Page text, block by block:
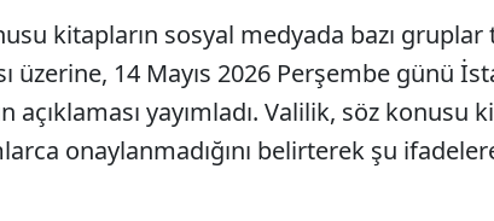
kitapların sosyal medyada bazı
üzerine, 14 Mayıs 2026 Perşembe günü
açıklaması yayımladı. Valilik, söz konusu
onaylanmadığını belirterek şu